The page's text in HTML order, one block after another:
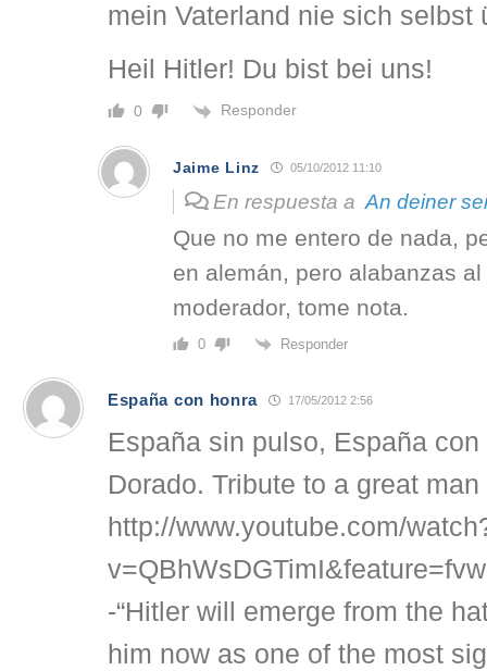
mein Vaterland nie sich selbst
Heil Hitler! Du bist bei uns!
0 Responder
Jaime Linz 05/10/2012 11:10
En respuesta a An deiner
Que no me entero de nada,
en alemán, pero alabanzas
moderador, tome nota.
0 Responder
España con honra 17/05/2012 2:56
España sin pulso, España
Dorado. Tribute to a great man
http://www.youtube.com/
-“Hitler will emerge from the
him now as one of the most